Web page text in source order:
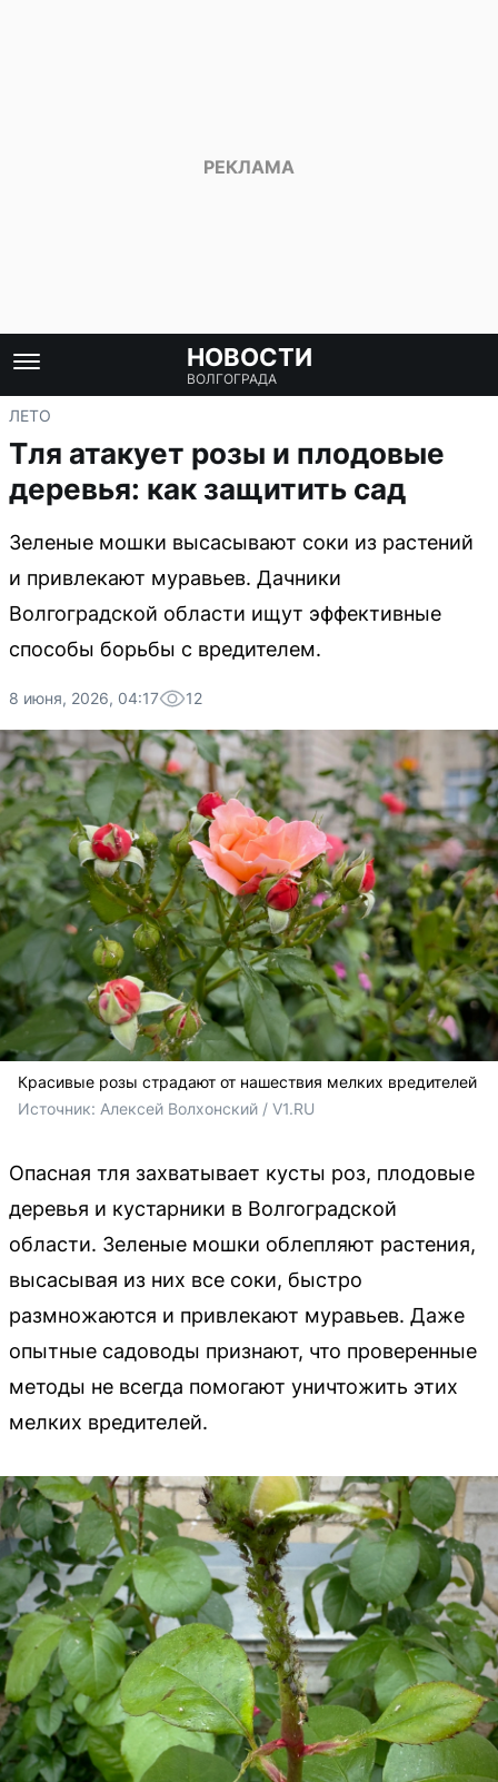
НОВОСТИ
ВОЛГОГРАДА
ЛЕТО
Тля атакует розы и плодовые
деревья: как защитить сад
Зеленые мошки высасывают соки из растений
и привлекают муравьев. Дачники
Волгоградской области ищут эффективные
способы борьбы с вредителем.
8 июня, 2026, 04:17 12
Красивые розы страдают от нашествия мелких вредителей
Источник: Алексей Волхонский / V1.RU
Опасная тля захватывает кусты роз, плодовые
деревья и кустарники в Волгоградской
области. Зеленые мошки облепляют растения,
высасывая из них все соки, быстро
размножаются и привлекают муравьев. Даже
опытные садоводы признают, что проверенные
методы не всегда помогают уничтожить этих
мелких вредителей.